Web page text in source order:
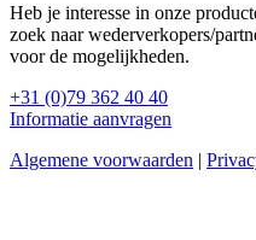
Heb je interesse in onze
zoek naar wederverkopers/
voor de mogelijkheden.
+31 (0)79 362 40 40
Informatie aanvragen
Algemene voorwaarden |